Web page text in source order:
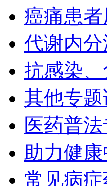
癌痛患
代谢内
抗感染
其他专
医药普
助力健康
常见病